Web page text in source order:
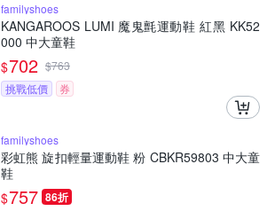
familyshoes
KANGAROOS LUMI 魔鬼氈運動鞋 紅黑 KK52
000 中大童鞋
$702 $763
挑戰低價
券
familyshoes
彩虹熊 旋扣輕量運動鞋 粉 CBKR59803 中大童
鞋
$757 86折